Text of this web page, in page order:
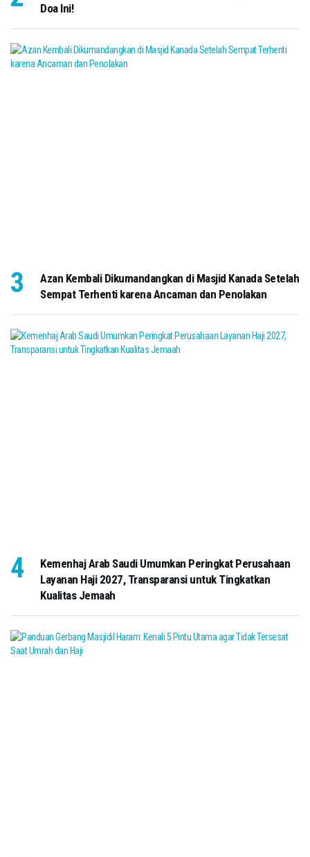
Doa Ini!
Azan Kembali Dikumandangkan di Masjid Kanada Setelah
Sempat Terhenti karena Ancaman dan Penolakan
Kemenhaj Arab Saudi Umumkan Peringkat Perusahaan
Layanan Haji 2027, Transparansi untuk Tingkatkan
Kualitas Jemaah